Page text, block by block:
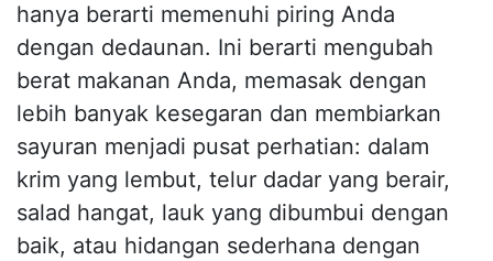
hanya berarti memenuhi piring Anda
dengan dedaunan. Ini berarti mengubah
berat makanan Anda, memasak dengan
lebih banyak kesegaran dan membiarkan
sayuran menjadi pusat perhatian: dalam
krim yang lembut, telur dadar yang berair,
salad hangat, lauk yang dibumbui dengan
baik, atau hidangan sederhana dengan